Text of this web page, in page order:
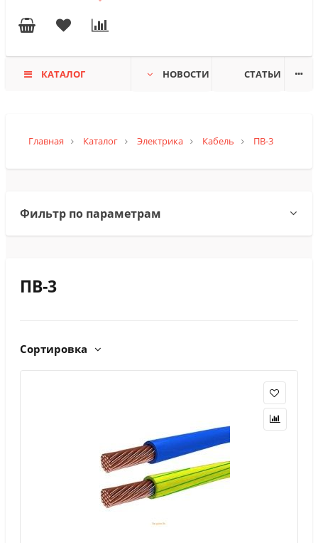
КАТАЛОГ НОВОСТИ СТАТЬИ
Главная Каталог Электрика Кабель ПВ-3
Фильтр по параметрам
ПВ-3
Сортировка